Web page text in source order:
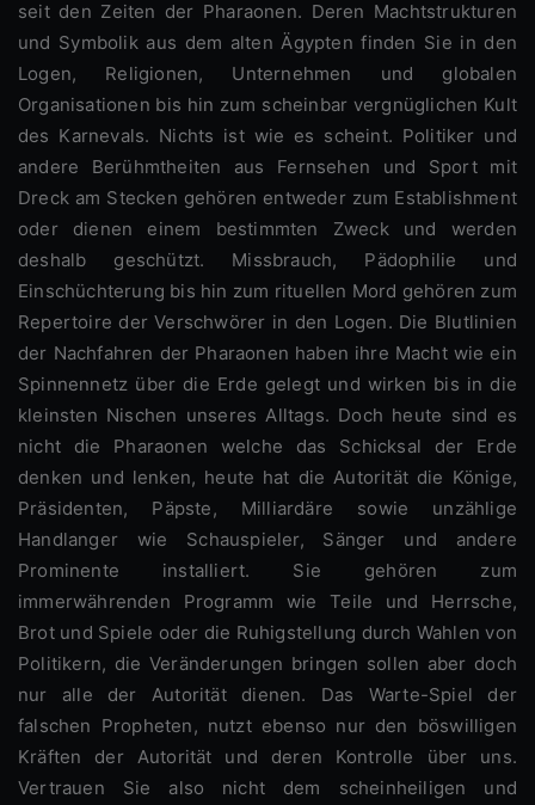
seit den Zeiten der Pharaonen. Deren Machtstrukturen
und Symbolik aus dem alten Ägypten finden Sie in den
Logen, Religionen, Unternehmen und globalen
Organisationen bis hin zum scheinbar vergnüglichen Kult
des Karnevals. Nichts ist wie es scheint. Politiker und
andere Berühmtheiten aus Fernsehen und Sport mit
Dreck am Stecken gehören entweder zum Establishment
oder dienen einem bestimmten Zweck und werden
deshalb geschützt. Missbrauch, Pädophilie und
Einschüchterung bis hin zum rituellen Mord gehören zum
Repertoire der Verschwörer in den Logen. Die Blutlinien
der Nachfahren der Pharaonen haben ihre Macht wie ein
Spinnennetz über die Erde gelegt und wirken bis in die
kleinsten Nischen unseres Alltags. Doch heute sind es
nicht die Pharaonen welche das Schicksal der Erde
denken und lenken, heute hat die Autorität die Könige,
Präsidenten, Päpste, Milliardäre sowie unzählige
Handlanger wie Schauspieler, Sänger und andere
Prominente installiert. Sie gehören zum
immerwährenden Programm wie Teile und Herrsche,
Brot und Spiele oder die Ruhigstellung durch Wahlen von
Politikern, die Veränderungen bringen sollen aber doch
nur alle der Autorität dienen. Das Warte-Spiel der
falschen Propheten, nutzt ebenso nur den böswilligen
Kräften der Autorität und deren Kontrolle über uns.
Vertrauen Sie also nicht dem scheinheiligen und